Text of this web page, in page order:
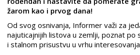
žarom kao i prvog dana!
Od svog osnivanja, Informer važi za
najuticajnijih listova u zemlji, poznat po
i stalnom prisustvu u vrhu